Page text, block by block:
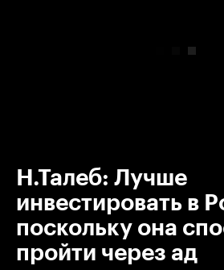
Н.Талеб: Лучше
инвестировать в
поскольку она
пройти через ад